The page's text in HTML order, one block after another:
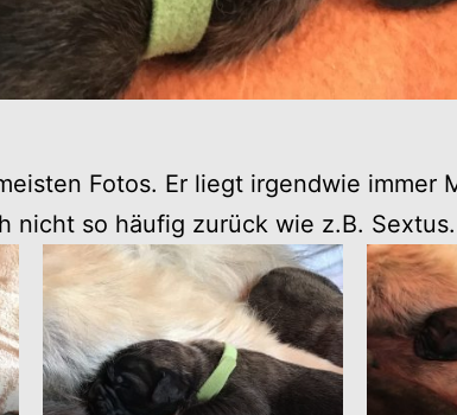
Fotos. Er liegt irgendwie immer
nicht so häufig zurück wie z.B. Sextus.